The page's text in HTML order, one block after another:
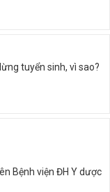
tuyển sinh, vì sao?
Bệnh viện ĐH Y dược